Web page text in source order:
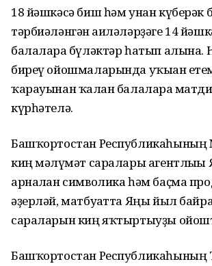
18 йәшкәсә биш һәм унан күберәк
тәрбиәләнгән ғаиләләрҙәге 14
балаларға бүләктәр һатып алына.
биреү ойошмаларында уҡыған
ҡарауынан ҡалған балаларға
күрһәтелә.
Башҡортостан Республикаһының
киң мәғлүмәт саралары агентлығы
арналған символика һәм баҫма
әҙерләй, матбуғатта Яңы йыл
сараларын киң яҡтыртыуҙы
Башҡортостан Республикаһының